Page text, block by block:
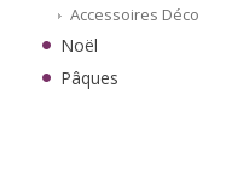
Accessoires Déco
Noël
Pâques